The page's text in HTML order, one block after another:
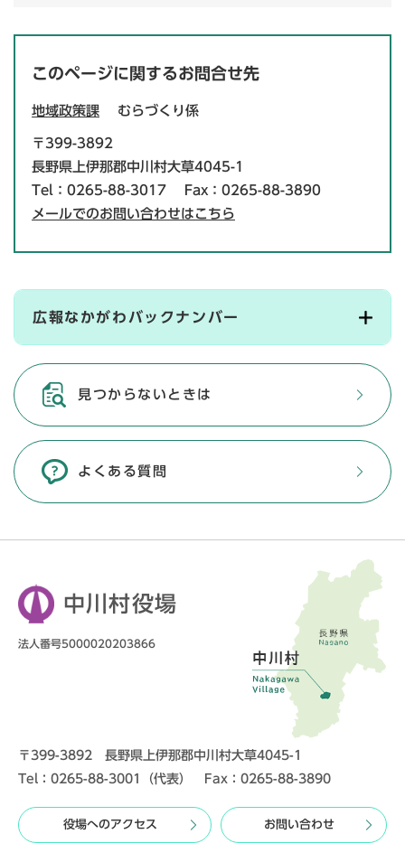
このページに関するお問合せ先
地域政策課 むらづくり係
〒399-3892
長野県上伊那郡中川村大草4045-1
Tel：0265-88-3017
Fax：0265-88-3890
メールでのお問い合わせはこちら
広報なかがわバックナンバー
見つからないときは
よくある質問
中川村役場
法人番号5000020203866
〒399-3892 長野県上伊那郡中川村大草4045-1
Tel：0265-88-3001（代表） Fax：0265-88-3890
役場へのアクセス お問い合わせ